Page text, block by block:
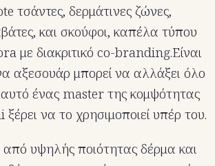
τσάντες, δερμάτινες ζώνες,
και σκούφοι, καπέλα τύπου
με διακριτικό co-branding.Είναι
αξεσουάρ μπορεί να αλλάξει όλο
αυτό ένας master της κομψότητας
να το χρησιμοποιεί υπέρ του.
υψηλής ποιότητας δέρμα και